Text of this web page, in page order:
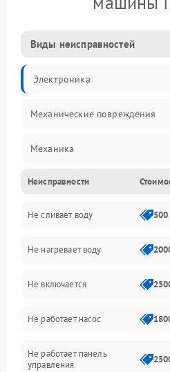
Виды неисправностей
Электроника
Механические повреждения
Механика
Управление
Электропитание
Датчики
Нагрев
Вода
Гигиена
Неисправности
Не сливает воду
Не нагревает воду
Не включается
Не работает насос
Не работает панель
управления